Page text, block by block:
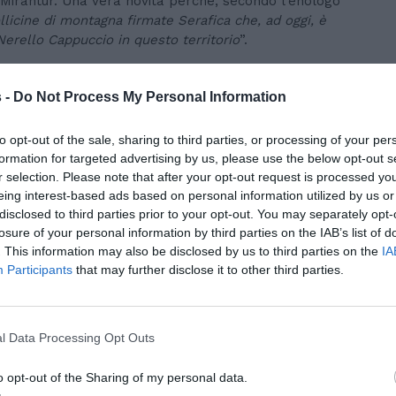
- Do Not Process My Personal Information
opt-out of the sale, sharing to third parties, or processing of your
for targeted advertising by us, please use the below opt-out
selection. Please note that after your opt-out request is processed
interest-based ads based on personal information utilized by us
to third parties prior to your opt-out. You may separately
of your personal information by third parties on the IAB’s list of
This information may also be disclosed by us to third parties on the
Participants that may further disclose it to other third parties.
Data Processing Opt Outs
opt-out of the Sharing of my personal data.
di montagna firmate Serafica che, ad oggi, è
Cappuccio in questo territorio”.
si mette alla prova mirando alla crescita
hanno un gran potenziale, proprio come il
con il Catarratto.
dell’Etna, ritengo che non sia affatto
alto profilo
- spiega l’enologo Nicola Colombo -
esaltato al meglio le caratteristiche varietali di
rifermentazione con Metodo Charmat Lungo.
non solo per Serafica ma anche per l’intero
aspettative per il prosieguo ".
a migliorare i suoi prodotti con passione e nel
ambientale e il territorio, quello etneo, fa da buona
a circa 900 metri sul livello del mare, seguono il
il meno possibile in vigna per un lavoro
è un vino perfetto per diventare spumante